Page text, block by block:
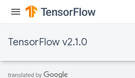
TensorFlow v2.1.0